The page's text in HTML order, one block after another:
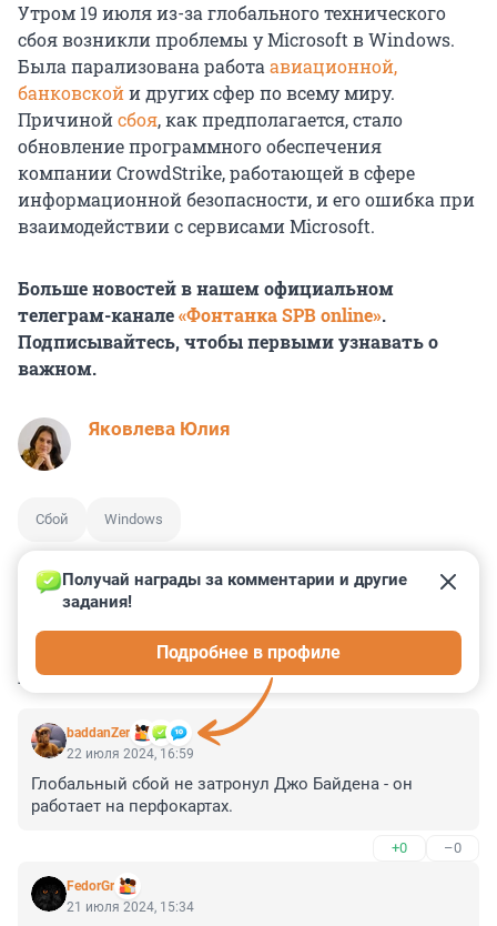
Утром 19 июля из-за глобального технического
сбоя возникли проблемы у Microsoft в Windows.
Была парализована работа авиационной,
банковскойи других сфер по всему миру.
Причинойсбоя, как предполагается, стало
обновление программного обеспечения
компании CrowdStrike, работающей в сфере
информационной безопасности, и его ошибка при
взаимодействии с сервисами Microsoft.
Больше новостей в нашем официальном
телеграм-канале«Фонтанка SPB online».
Подписывайтесь, чтобы первыми узнавать о
важном.
Яковлева Юлия
Сбой Windows
КОММЕНТАРИИ 26
baddanZer
Получай награды за комментарии и другие
задания!
Подробнее в профиле
22 июля 2024, 16:59
Глобальный сбой не затронул Джо Байдена - он
работает на перфокартах.
+0 –0
FedorGr
21 июля 2024, 15:34